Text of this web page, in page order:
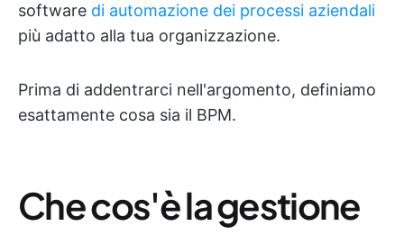
software di automazione dei processi aziendali
più adatto alla tua organizzazione.
Prima di addentrarci nell'argomento, definiamo
esattamente cosa sia il BPM.
Che cos'è la gestione